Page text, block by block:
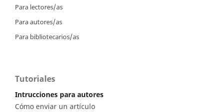
Para lectores/as
Para autores/as
Para bibliotecarios/as
Tutoriales
Intrucciones para autores
Cómo enviar un artículo